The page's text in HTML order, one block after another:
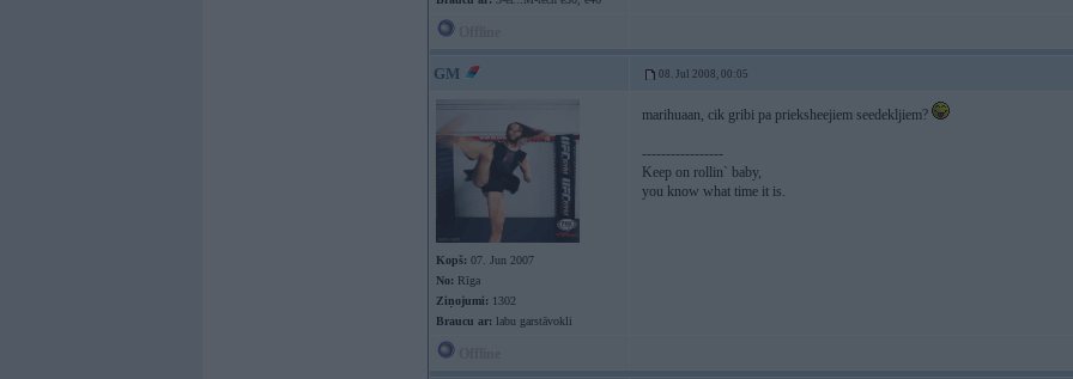
GM 08. Jul 2008, 00:05
Kopš: 07. Jun 2007
No: Rīga
Ziņojumi: 1302
Braucu ar: labu garstāvokli
marihuaan, cik gribi pa prieksheejiem seedekljiem?
-----------------
Keep on rollin` baby,
you know what time it is.